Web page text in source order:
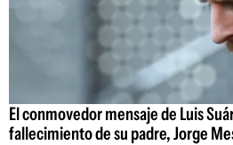
El conmovedor mensaje de Luis
fallecimiento de su padre, Jorge